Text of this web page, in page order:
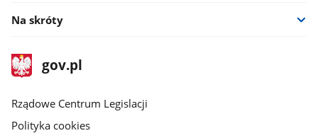
Na skróty
stopka
gov.plStrona
gov.pl
Rządowe Centrum Legislacji
Polityka cookies